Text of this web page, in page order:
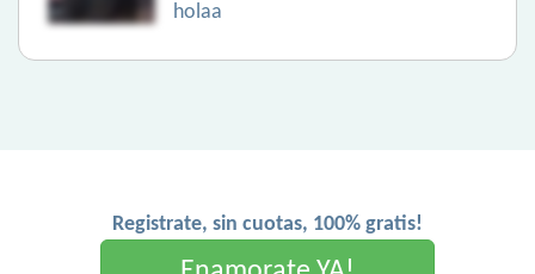
holaa
Registrate, sin cuotas, 100% gratis!